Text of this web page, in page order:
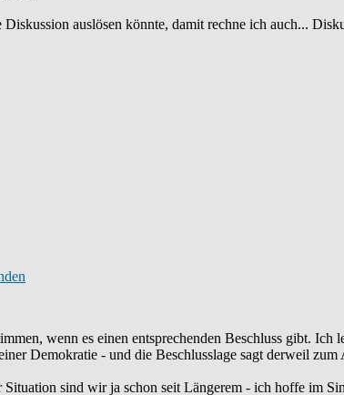
Diskussion auslösen könnte, damit rechne ich auch...
wenn es einen entsprechenden Beschluss gibt. Ich
Demokratie - und die Beschlusslage sagt derweil
sind wir ja schon seit Längerem - ich hoffe im